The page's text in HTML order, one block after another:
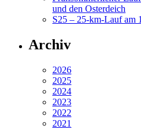
und den Osterdeich
S25 – 25-km-Lauf am
Archiv
2026
2025
2024
2023
2022
2021